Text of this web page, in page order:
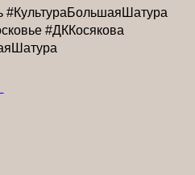
#КультураБольшаяШатура
#ДККосякова